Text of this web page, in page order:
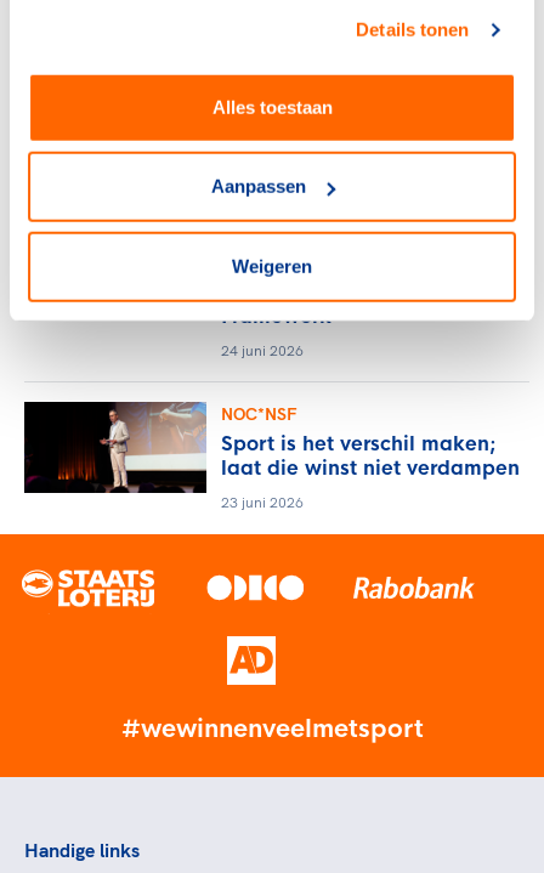
Details tonen
Alles toestaan
Aanpassen
Weigeren
olympisch schaatsen 2030 in
Heerenveen
NOC*NSF
NOC*NSF sluit zich aan bij
Framework
24 juni 2026
NOC*NSF
Sport is het verschil maken;
laat die winst niet verdampen
23 juni 2026
#wewinnenveelmetsport
Handige links